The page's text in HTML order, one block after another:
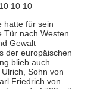
10 10 10
hatte für sein
Tür nach Westen
Gewalt
der europäischen
blieb auch
Sohn von
Friedrich von